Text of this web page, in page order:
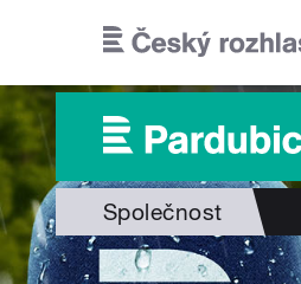
Společnost